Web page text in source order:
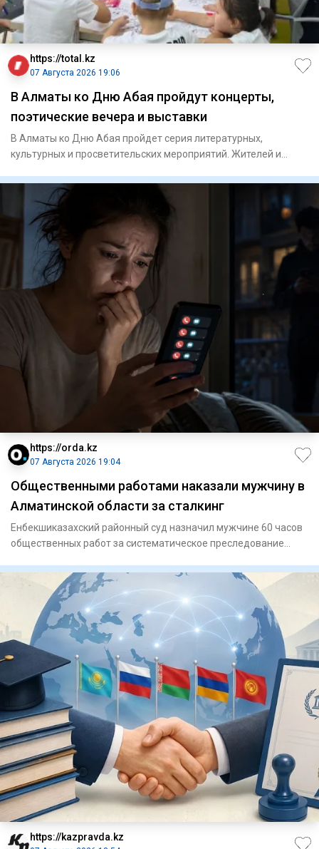
https://total.kz
07 Августа 2026 19:06
В Алматы ко Дню Абая пройдут концерты,
поэтические вечера и выставки
В Алматы ко Дню Абая пройдет серия литературных,
культурных и просветительских мероприятий. Жителей и
https://orda.kz
07 Августа 2026 19:04
Общественными работами наказали мужчину в
Алматинской области за сталкинг
Енбекшиказахский районный суд назначил мужчине 60 часов
общественных работ за систематическое преследование
https://kazpravda.kz